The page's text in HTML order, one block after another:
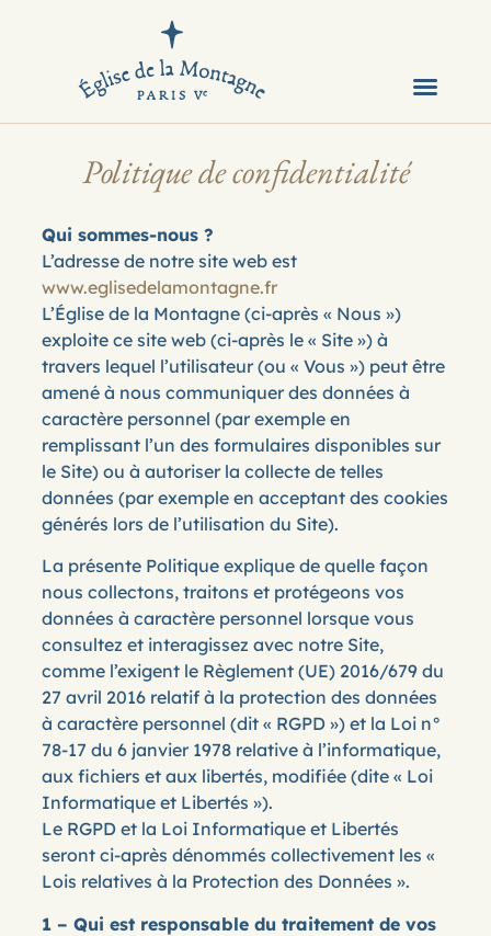
Politique de confidentialité
Qui sommes-nous ?
L’adresse de notre site web est
www.eglisedelamontagne.fr
L’Église de la Montagne (ci-après « Nous »)
exploite ce site web (ci-après le « Site ») à
travers lequel l’utilisateur (ou « Vous ») peut être
amené à nous communiquer des données à
caractère personnel (par exemple en
remplissant l’un des formulaires disponibles sur
le Site) ou à autoriser la collecte de telles
données (par exemple en acceptant des cookies
générés lors de l’utilisation du Site).
La présente Politique explique de quelle façon
nous collectons, traitons et protégeons vos
données à caractère personnel lorsque vous
consultez et interagissez avec notre Site,
comme l’exigent le Règlement (UE) 2016/679 du
27 avril 2016 relatif à la protection des données
à caractère personnel (dit « RGPD ») et la Loi n°
78-17 du 6 janvier 1978 relative à l’informatique,
aux fichiers et aux libertés, modifiée (dite « Loi
Informatique et Libertés »).
Le RGPD et la Loi Informatique et Libertés
seront ci-après dénommés collectivement les «
Lois relatives à la Protection des Données ».
1 – Qui est responsable du traitement de vos